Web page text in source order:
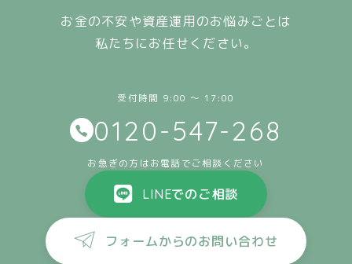
お金の不安や資産運用のお悩みごとは
私たちにお任せください。
受付時間 9:00 〜 17:00
0120-547-268
お急ぎの方はお電話でご相談ください
LINEでのご相談
フォームからのお問い合わせ